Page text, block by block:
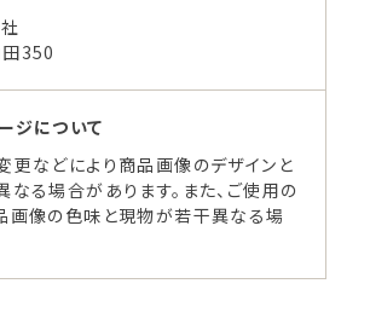
350
ジについて
更などにより商品画像のデザインと
なる場合があります。また、ご使用の
画像の色味と現物が若干異なる場